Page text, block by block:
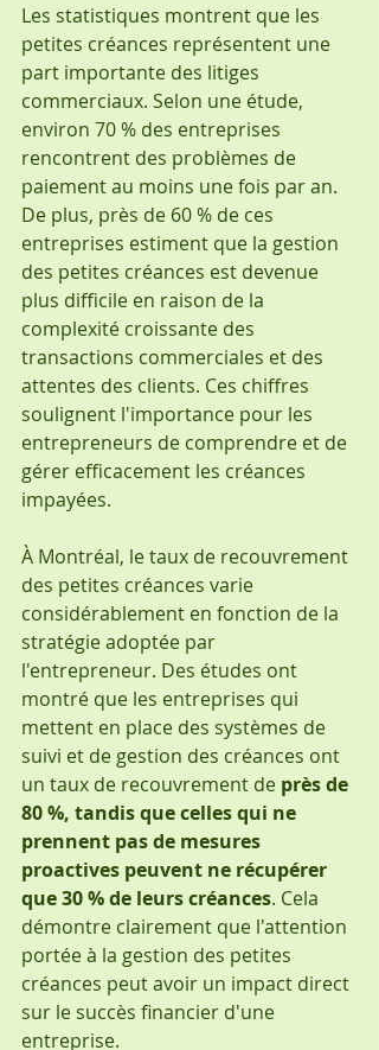
Les statistiques montrent que les
petites créances représentent une
part importante des litiges
commerciaux. Selon une étude,
environ 70 % des entreprises
rencontrent des problèmes de
paiement au moins une fois par an.
De plus, près de 60 % de ces
entreprises estiment que la gestion
des petites créances est devenue
plus difficile en raison de la
complexité croissante des
transactions commerciales et des
attentes des clients. Ces chiffres
soulignent l'importance pour les
entrepreneurs de comprendre et de
gérer efficacement les créances
impayées.
À Montréal, le taux de recouvrement
des petites créances varie
considérablement en fonction de la
stratégie adoptée par
l'entrepreneur. Des études ont
montré que les entreprises qui
mettent en place des systèmes de
suivi et de gestion des créances ont
un taux de recouvrement de près de
80 %, tandis que celles qui ne
prennent pas de mesures
proactives peuvent ne récupérer
que 30 % de leurs créances. Cela
démontre clairement que l'attention
portée à la gestion des petites
créances peut avoir un impact direct
sur le succès financier d'une
entreprise.